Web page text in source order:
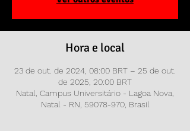
Hora e local
23 de out. de 2024, 08:00 BRT – 25 de out.
de 2025, 20:00 BRT
Natal, Campus Universitário - Lagoa Nova,
Natal - RN, 59078-970, Brasil